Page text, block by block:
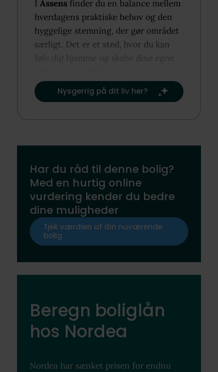
IAssens finder du en balance mellem
hverdagens praktiske behov og den
hyggelige stemning, der gør området
særligt. Det er et sted, hvor du kan
føle dig hjemme og skabe dine egne
Nysgerrig på dit liv her?​
Har du råd til denne bolig?
Med en hurtig online
vurdering kender du bedre
dine muligheder
Tjek værdien af din nuværende
bolig
Beregn boliglån
hos Nordea
Nordea har sænket prisen for endnu